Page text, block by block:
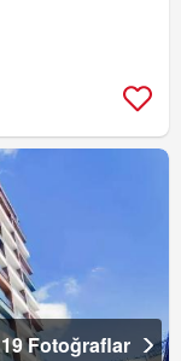
19 Fotoğraflar